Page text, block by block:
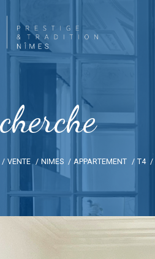
cherche
VENTE NIMES APPARTEMENT T4